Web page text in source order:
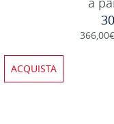
ACQUISTA